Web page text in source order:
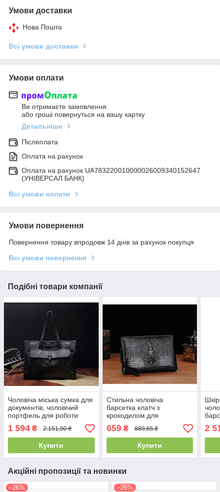
Умови доставки
Нова Пошта
Всі умови доставки
Умови оплати
Ви отримаєте замовлення
або гроші повернуться на вашу картку
Детальніше
Післяплата
Оплата на рахунок
Оплата на рахунок UA783220010000026009340152647
(УНІВЕРСАЛ БАНК)
Всі умови оплати
Умови повернення
Повернення товару впродовж 14 днів за рахунок покупця
Всі умови повернення
Подібні товари компанії
Чоловіча міська сумка для
документів, чоловічий
портфель для роботи
шкіряний чорний (ПУ
шкіра)(PS)
1 594 ₴ 2 151,90 ₴
Купити
Стильна чоловіча
барсетка клатч з
крокодилом для
документів, чоловічий
клатч сумка на руку
чорний(PS)
659₴ 889,65 ₴
Купити
2
Акційні пропозиції та новинки
–26% –26%